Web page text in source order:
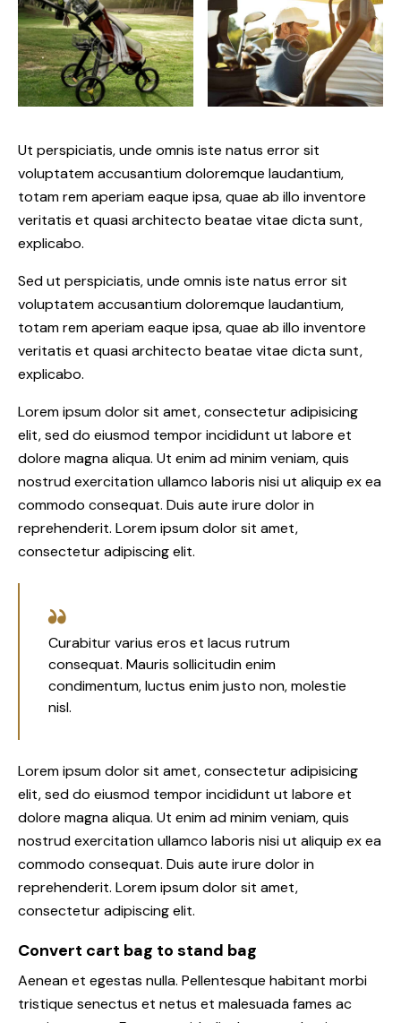
Ut perspiciatis, unde omnis iste natus error sit
voluptatem accusantium doloremque laudantium,
totam rem aperiam eaque ipsa, quae ab illo inventore
veritatis et quasi architecto beatae vitae dicta sunt,
explicabo.
Sed ut perspiciatis, unde omnis iste natus error sit
voluptatem accusantium doloremque laudantium,
totam rem aperiam eaque ipsa, quae ab illo inventore
veritatis et quasi architecto beatae vitae dicta sunt,
explicabo.
Lorem ipsum dolor sit amet, consectetur adipisicing
elit, sed do eiusmod tempor incididunt ut labore et
dolore magna aliqua. Ut enim ad minim veniam, quis
nostrud exercitation ullamco laboris nisi ut aliquip ex ea
commodo consequat. Duis aute irure dolor in
reprehenderit. Lorem ipsum dolor sit amet,
consectetur adipiscing elit.
Curabitur varius eros et lacus rutrum
consequat. Mauris sollicitudin enim
condimentum, luctus enim justo non, molestie
nisl.
Lorem ipsum dolor sit amet, consectetur adipisicing
elit, sed do eiusmod tempor incididunt ut labore et
dolore magna aliqua. Ut enim ad minim veniam, quis
nostrud exercitation ullamco laboris nisi ut aliquip ex ea
commodo consequat. Duis aute irure dolor in
reprehenderit. Lorem ipsum dolor sit amet,
consectetur adipiscing elit.
Convert cart bag to stand bag
Aenean et egestas nulla. Pellentesque habitant morbi
tristique senectus et netus et malesuada fames ac